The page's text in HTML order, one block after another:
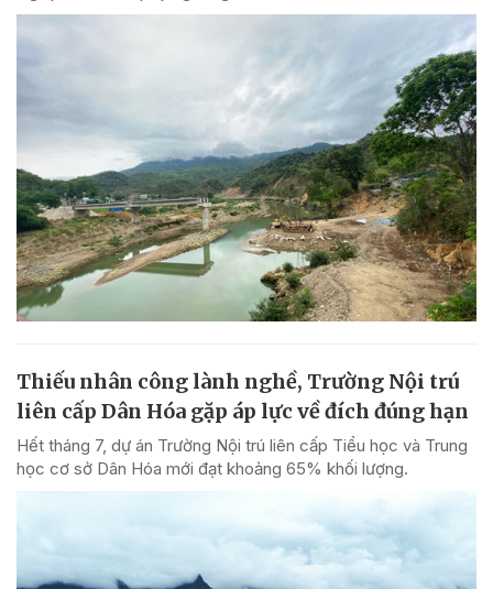
Thiếu nhân công lành nghề, Trường Nội trú
liên cấp Dân Hóa gặp áp lực về đích đúng hạn
Hết tháng 7, dự án Trường Nội trú liên cấp Tiểu học và Trung
học cơ sở Dân Hóa mới đạt khoảng 65% khối lượng.